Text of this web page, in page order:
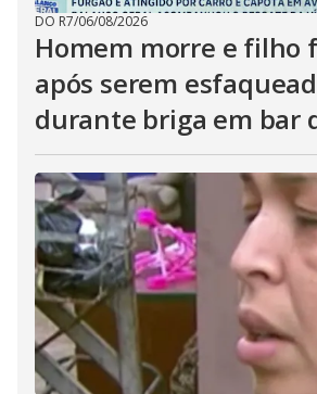
DO R7/06/08/2026
Homem morre e filho
após serem
durante briga em bar